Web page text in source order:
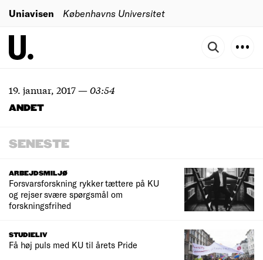
Uniavisen Københavns Universitet
19. januar, 2017—03:54
ANDET
SENESTE
ARBEJDSMILJØ
Forsvarsforskning rykker tættere på KU
og rejser svære spørgsmål om
forskningsfrihed
STUDIELIV
Få høj puls med KU til årets Pride